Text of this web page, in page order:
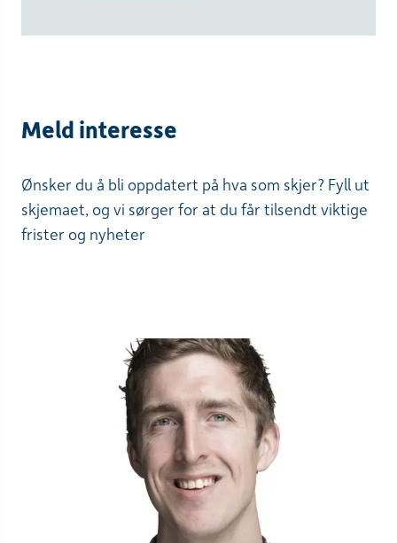
Meld interesse
Ønsker du å bli oppdatert på hva som skjer? Fyll ut
skjemaet, og vi sørger for at du får tilsendt viktige
frister og nyheter